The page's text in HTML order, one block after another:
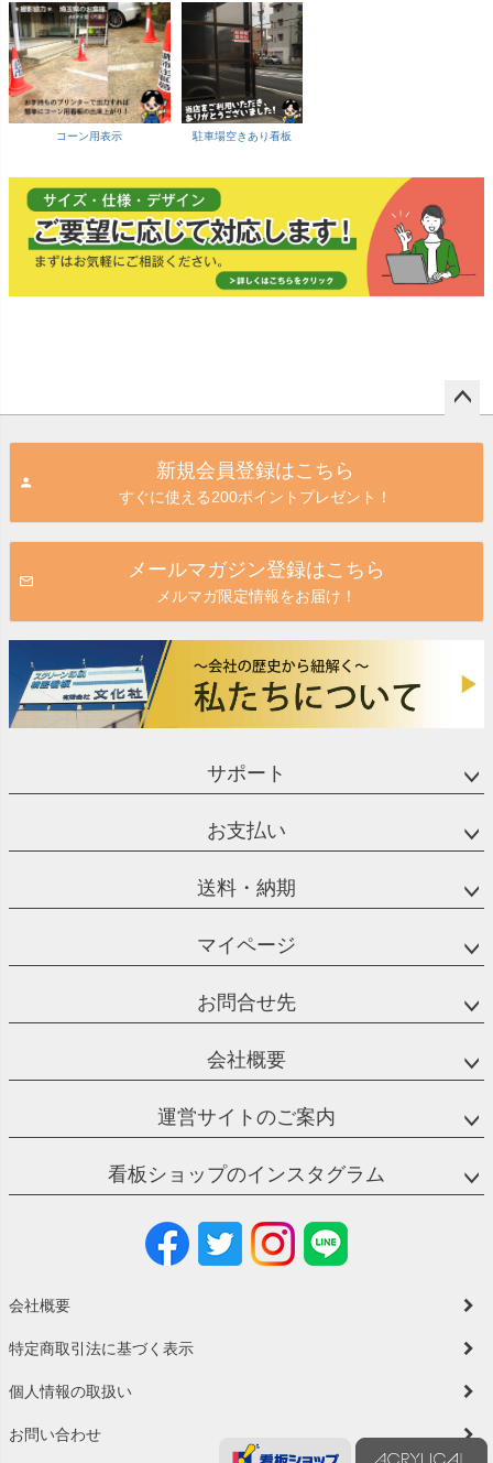
コーン用表示 駐車場空きあり看板
新規会員登録はこちら
すぐに使える200ポイントプレゼント！
メールマガジン登録はこちら
メルマガ限定情報をお届け！
サポート
お支払い
送料・納期
マイページ
お問合せ先
会社概要
運営サイトのご案内
看板ショップのインスタグラム
会社概要
特定商取引法に基づく表示
個人情報の取扱い
お問い合わせ